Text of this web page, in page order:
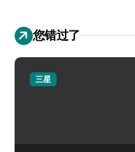
您错过了
三星